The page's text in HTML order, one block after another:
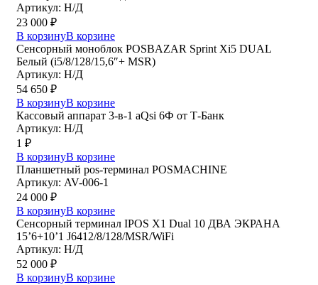
Артикул: Н/Д
23 000 ₽
В корзинуВ корзине
Сенсорный моноблок POSBAZAR Sprint Хi5 DUAL
Белый (i5/8/128/15,6″+ MSR)
Артикул: Н/Д
54 650 ₽
В корзинуВ корзине
Кассовый аппарат 3-в-1 aQsi 6Ф от Т-Банк
Артикул: Н/Д
1 ₽
В корзинуВ корзине
Планшетный pos-терминал POSMACHINE
Артикул: AV-006-1
24 000 ₽
В корзинуВ корзине
Сенсорный терминал IPOS X1 Dual 10 ДВА ЭКРАНА
15’6+10’1 J6412/8/128/MSR/WiFi
Артикул: Н/Д
52 000 ₽
В корзинуВ корзине